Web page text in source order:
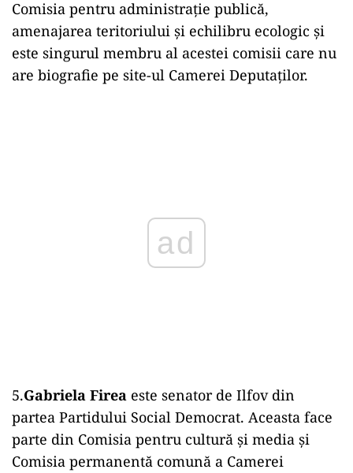
Comisia pentru administraţie publică,
amenajarea teritoriului şi echilibru ecologic și
este singurul membru al acestei comisii care nu
are biografie pe site-ul Camerei Deputaților.
ad
5.Gabriela Firea este senator de Ilfov din
partea Partidului Social Democrat. Aceasta face
parte din Comisia pentru cultură și media și
Comisia permanentă comună a Camerei